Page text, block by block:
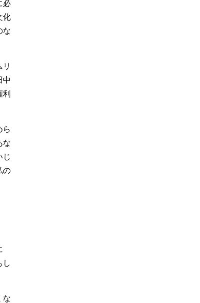
必
化
な
中
ら
な
じ
の
し
な